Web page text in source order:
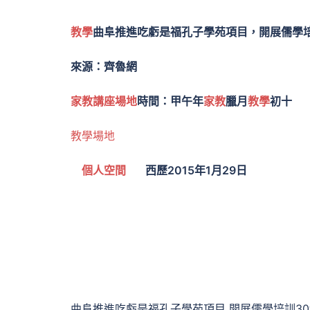
教學曲阜推進吃虧是福孔子學苑項目，開展儒學
來源：齊魯網
家教講座場地時間：甲午年家教臘月 教學初十
教學場地
個人空間 西歷2015年1月29日